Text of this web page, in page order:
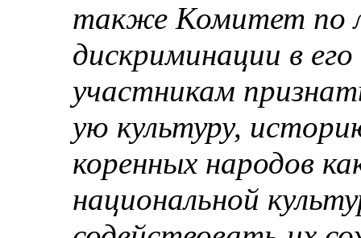
также Комитет по
дискриминации в
участникам
ую культуру,
коренных народов
национальной